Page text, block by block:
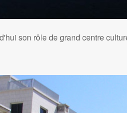
son rôle de grand centre